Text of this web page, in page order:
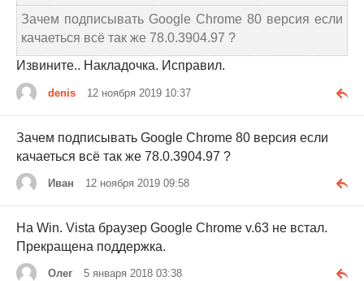
Зачем подписывать Google Chrome 80 версия если
качаеться всё так же 78.0.3904.97 ?
Извините.. Накладочка. Исправил.
denis 12 ноября 2019 10:37
Зачем подписывать Google Chrome 80 версия если
качаеться всё так же 78.0.3904.97 ?
Иван 12 ноября 2019 09:58
На Win. Vista браузер Google Chrome v.63 не встал.
Прекращена поддержка.
Олег 5 января 2018 03:38